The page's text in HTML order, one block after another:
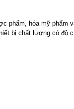
phẩm, hóa mỹ phẩm
bị chất lượng có độ